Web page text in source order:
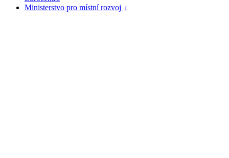
Ministerstvo pro místní rozvoj
